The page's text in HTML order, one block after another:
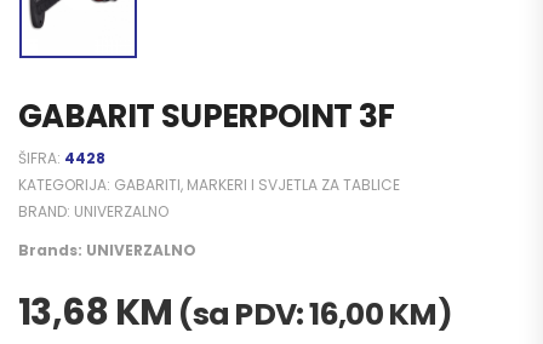
GABARIT SUPERPOINT 3F
ŠIFRA: 4428
KATEGORIJA: GABARITI, MARKERI I SVJETLA ZA TABLICE
BRAND: UNIVERZALNO
Brands: UNIVERZALNO
13,68KM (sa PDV:16,00KM)